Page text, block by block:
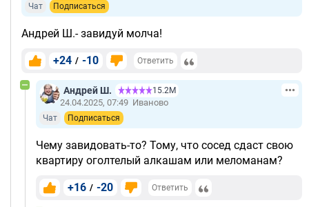
Чат Подписаться
Андрей Ш.- завидуй молча!
+24 / -10 Ответить
Андрей Ш. 15.2М
24.04.2025, 07:49 Иваново
Чат Подписаться
Чему завидовать-то? Тому, что сосед сдаст свою
квартиру оголтелый алкашам или меломанам?
+16 / -20 Ответить